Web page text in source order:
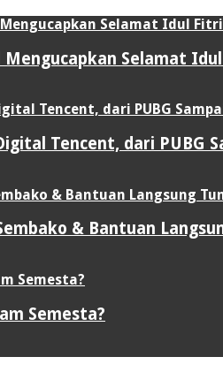
Mengucapkan Selamat
Tencent, dari PUBG
& Bantuan
Semesta?